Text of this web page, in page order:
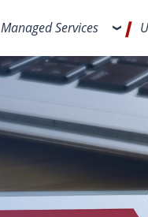
Managed Services